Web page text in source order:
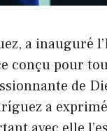
a inauguré
conçu pour
de
a